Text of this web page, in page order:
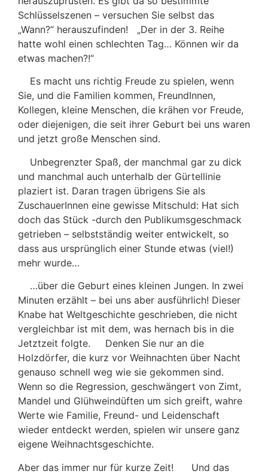
Schlüsselszenen – versuchen Sie selbst das
„Wann?“ herauszufinden! „Der in der 3. Reihe
hatte wohl einen schlechten Tag… Können wir da
etwas machen?!“
Es macht uns richtig Freude zu spielen, wenn
Sie, und die Familien kommen, FreundInnen,
Kollegen, kleine Menschen, die krähen vor Freude,
oder diejenigen, die seit ihrer Geburt bei uns waren
und jetzt große Menschen sind.
Unbegrenzter Spaß, der manchmal gar zu dick
und manchmal auch unterhalb der Gürtellinie
plaziert ist. Daran tragen übrigens Sie als
ZuschauerInnen eine gewisse Mitschuld: Hat sich
doch das Stück -durch den Publikumsgeschmack
getrieben – selbstständig weiter entwickelt, so
dass aus ursprünglich einer Stunde etwas (viel!)
mehr wurde…
…über die Geburt eines kleinen Jungen. In zwei
Minuten erzählt – bei uns aber ausführlich! Dieser
Knabe hat Weltgeschichte geschrieben, die nicht
vergleichbar ist mit dem, was hernach bis in die
Jetztzeit folgte. Denken Sie nur an die
Holzdörfer, die kurz vor Weihnachten über Nacht
genauso schnell weg wie sie gekommen sind.
Wenn so die Regression, geschwängert von Zimt,
Mandel und Glühweindüften um sich greift, wahre
Werte wie Familie, Freund- und Leidenschaft
wieder entdeckt werden, spielen wir unsere ganz
eigene Weihnachtsgeschichte.
Aber das immer nur für kurze Zeit! Und das